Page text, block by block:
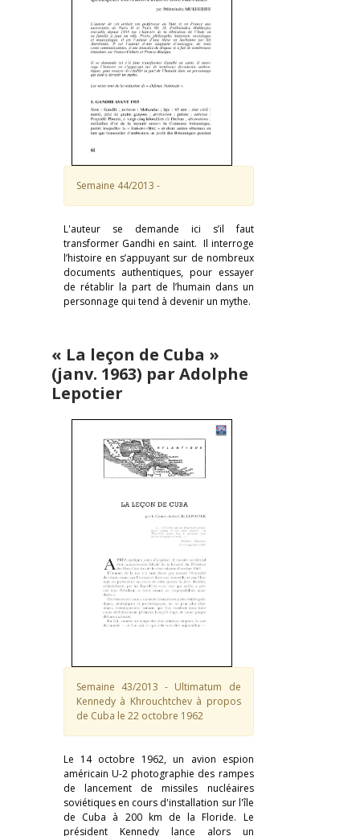
Semaine 44/2013 -
L'auteur se demande ici s’il faut
transformer Gandhi en saint. Il interroge
l’histoire en s’appuyant sur de nombreux
documents authentiques, pour essayer
de rétablir la part de l’humain dans un
personnage qui tend à devenir un mythe.
« La leçon de Cuba »
(janv. 1963) par Adolphe
Lepotier
Semaine 43/2013 - Ultimatum de
Kennedy à Khrouchtchev à propos
de Cuba le 22 octobre 1962
Le 14 octobre 1962, un avion espion
américain U-2 photographie des rampes
de lancement de missiles nucléaires
soviétiques en cours d'installation sur l'île
de Cuba à 200 km de la Floride. Le
président Kennedy lance alors un